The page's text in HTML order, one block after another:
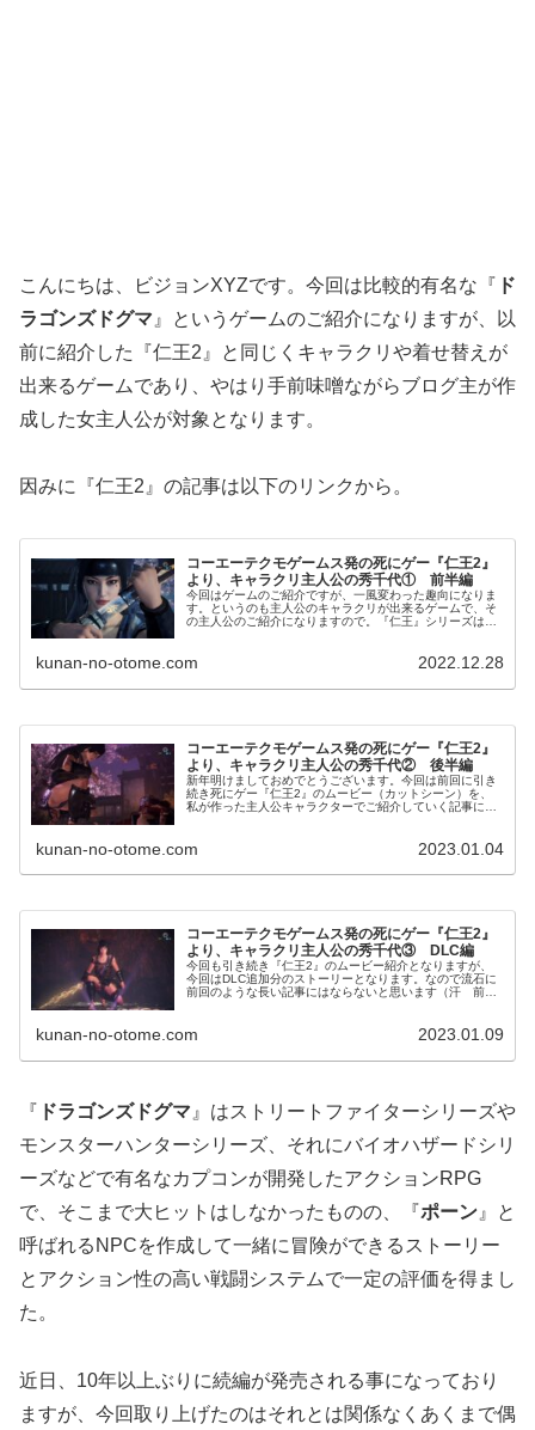
こんにちは、ビジョンXYZです。今回は比較的有名な『 ド
ラゴンズドグマ 』というゲームのご紹介になりますが、以
前に紹介した『仁王2』と同じくキャラクリや着せ替えが
出来るゲームであり、やはり手前味噌ながらブログ主が作
成した女主人公が対象となります。
因みに『仁王2』の記事は以下のリンクから。
コーエーテクモゲームス発の死にゲー『仁王2』
より、キャラクリ主人公の秀千代① 前半編
今回はゲームのご紹介ですが、一風変わった趣向になりま
す。というのも主人公のキャラクリが出来るゲームで、そ
の主人公のご紹介になりますので。『仁王』シリーズは戦
kunan-no-otome.com 2022.12.28
コーエーテクモゲームス発の死にゲー『仁王2』
より、キャラクリ主人公の秀千代② 後半編
新年明けましておめでとうございます。今回は前回に引き
続き死にゲー『仁王2』のムービー（カットシーン）を、
私が作った主人公キャラクターでご紹介していく記事にな
kunan-no-otome.com 2023.01.04
コーエーテクモゲームス発の死にゲー『仁王2』
より、キャラクリ主人公の秀千代③ DLC編
今回も引き続き『仁王2』のムービー紹介となりますが、
今回はDLC追加分のストーリーとなります。なので流石に
前回のような長い記事にはならないと思います（汗 前２
kunan-no-otome.com 2023.01.09
『 ドラゴンズドグマ』はストリートファイターシリーズや
モンスターハンターシリーズ、それにバイオハザードシリ
ーズなどで有名なカプコンが開発したアクションRPG
で、そこまで大ヒットはしなかったものの、『 ポーン』と
呼ばれるNPCを作成して一緒に冒険ができるストーリー
とアクション性の高い戦闘システムで一定の評価を得まし
た。
近日、10年以上ぶりに続編が発売される事になっており
ますが、今回取り上げたのはそれとは関係なくあくまで偶